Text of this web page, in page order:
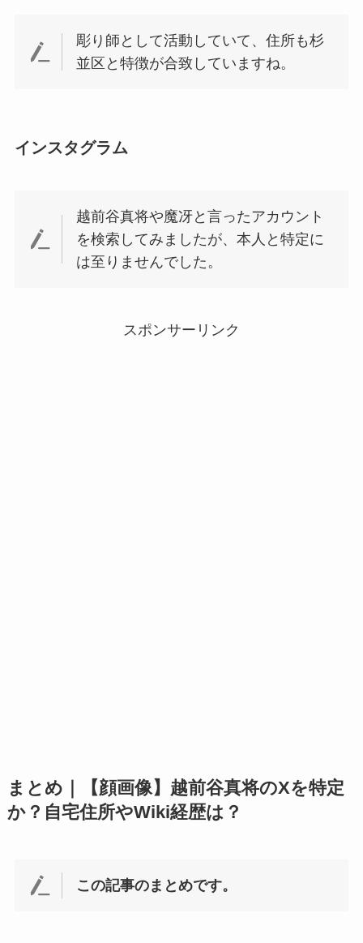
彫り師として活動していて、住所も杉
並区と特徴が合致していますね。
インスタグラム
越前谷真将や魔冴と言ったアカウント
を検索してみましたが、本人と特定に
は至りませんでした。
スポンサーリンク
まとめ｜【顔画像】越前谷真将のXを特定
か？自宅住所やWiki経歴は？
この記事のまとめです。